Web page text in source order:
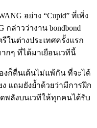
อย่าง “Cupid” ที่เพิ่ง
ล่าวว่างาน bondbond
รีในต่างประเทศครั้งแรก
ากๆ ที่ได้มาเยือนเวทีนี้
งก็ตื่นเต้นไม่แพ้กัน ที่จะได้
แถมยังย้ำด้วยว่ามีการฝึก
พลังบนเวทีให้ทุกคนได้รับ